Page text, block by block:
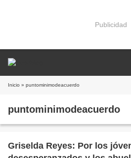
Publicidad
Inicio » puntominimodeacuerdo
puntominimodeacuerdo
Griselda Reyes: Por los